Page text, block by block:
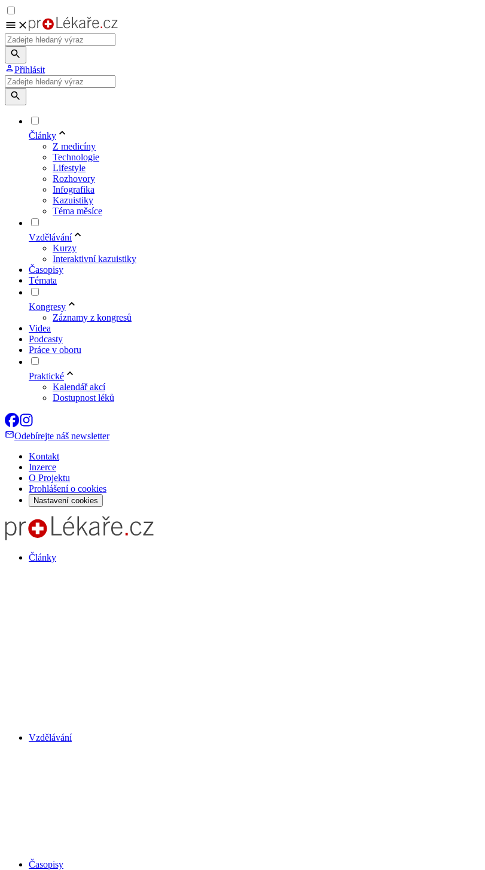
Přihlásit
Články
Z medicíny
Technologie
Lifestyle
Rozhovory
Infografika
Kazuistiky
Téma měsíce
Vzdělávání
Kurzy
Interaktivní kazuistiky
Časopisy
Témata
Kongresy
Záznamy z kongresů
Videa
Podcasty
Práce v oboru
Praktické
Kalendář akcí
Dostupnost léků
Odebírejte náš newsletter
Kontakt
Inzerce
O Projektu
Prohlášení o cookies
Nastavení cookies
Články
Vzdělávání
Časopisy